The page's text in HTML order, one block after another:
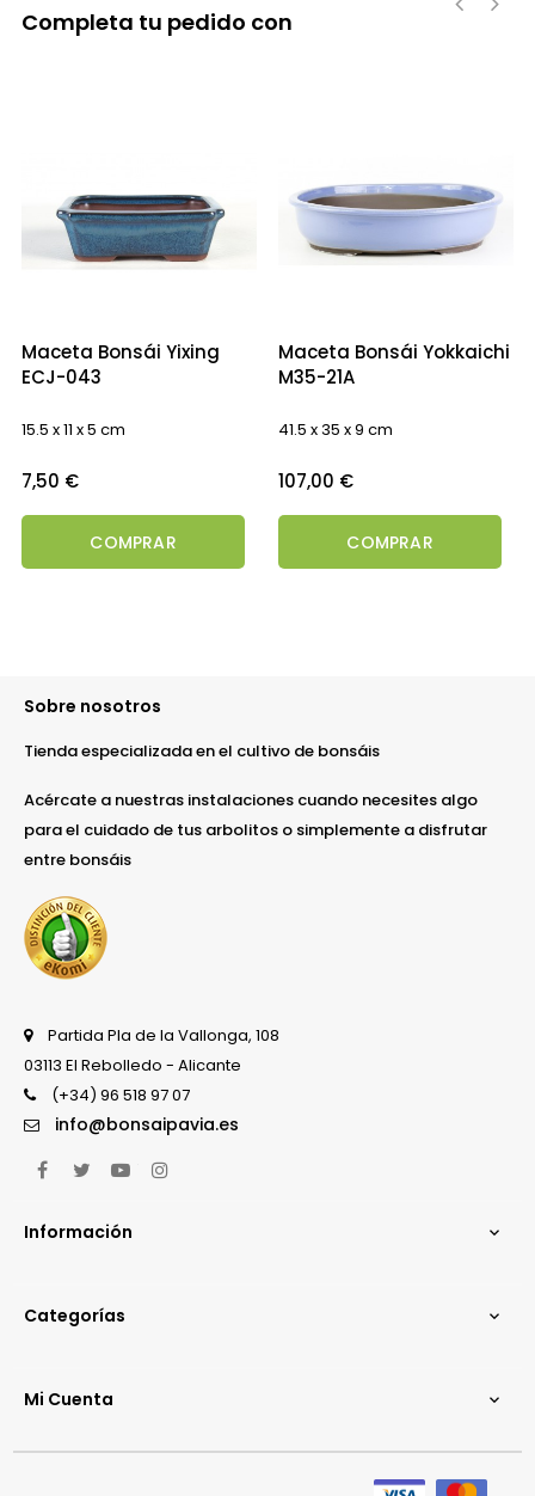
Completa tu pedido con
Maceta Bonsái Yixing
ECJ-043
15.5 x 11 x 5 cm
Precio
7,50 €
COMPRAR
Maceta Bonsái Yokkaichi
M35-21A
41.5 x 35 x 9 cm
Precio
107,00 €
COMPRAR
Sobre nosotros
Tienda especializada en el cultivo de bonsáis
Acércate a nuestras instalaciones cuando necesites algo
para el cuidado de tus arbolitos o simplemente a disfrutar
entre bonsáis
Partida Pla de la Vallonga, 108
03113 El Rebolledo - Alicante
(+34) 96 518 97 07
info@bonsaipavia.es
FacebookTwitterYouTube
Información 
Categorías 
Mi Cuenta 